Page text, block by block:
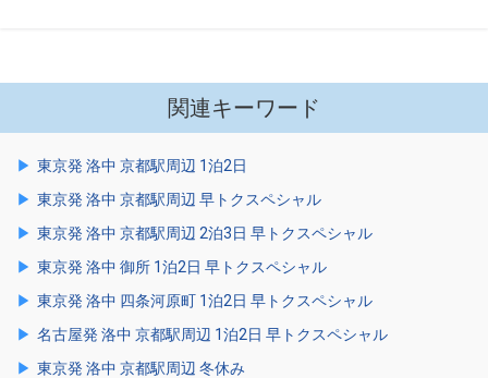
関連キーワード
東京発 洛中 京都駅周辺 1泊2日
東京発 洛中 京都駅周辺 早トクスペシャル
東京発 洛中 京都駅周辺 2泊3日 早トクスペシャル
東京発 洛中 御所 1泊2日 早トクスペシャル
東京発 洛中 四条河原町 1泊2日 早トクスペシャル
名古屋発 洛中 京都駅周辺 1泊2日 早トクスペシャル
東京発 洛中 京都駅周辺 冬休み